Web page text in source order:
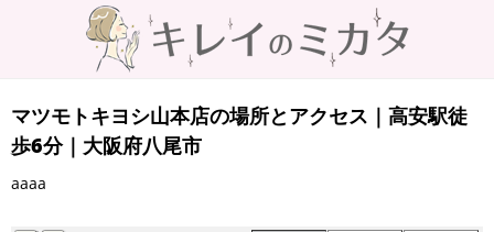
マツモトキヨシ山本店の場所とアクセス｜高安駅徒
歩6分｜大阪府八尾市
aaaa